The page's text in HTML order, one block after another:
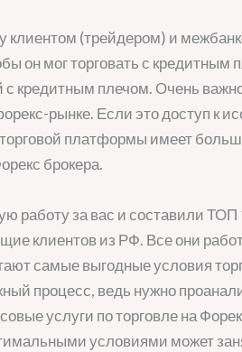
клиентом (трейдером) и
он мог торговать с
кредитным плечом. Очень
рынке. Если это доступ к
платформы имеет
брокера.
работу за вас и составили
клиентов из РФ. Все они
самые выгодные условия
процесс, ведь нужно
услуги по торговле на
условиями может